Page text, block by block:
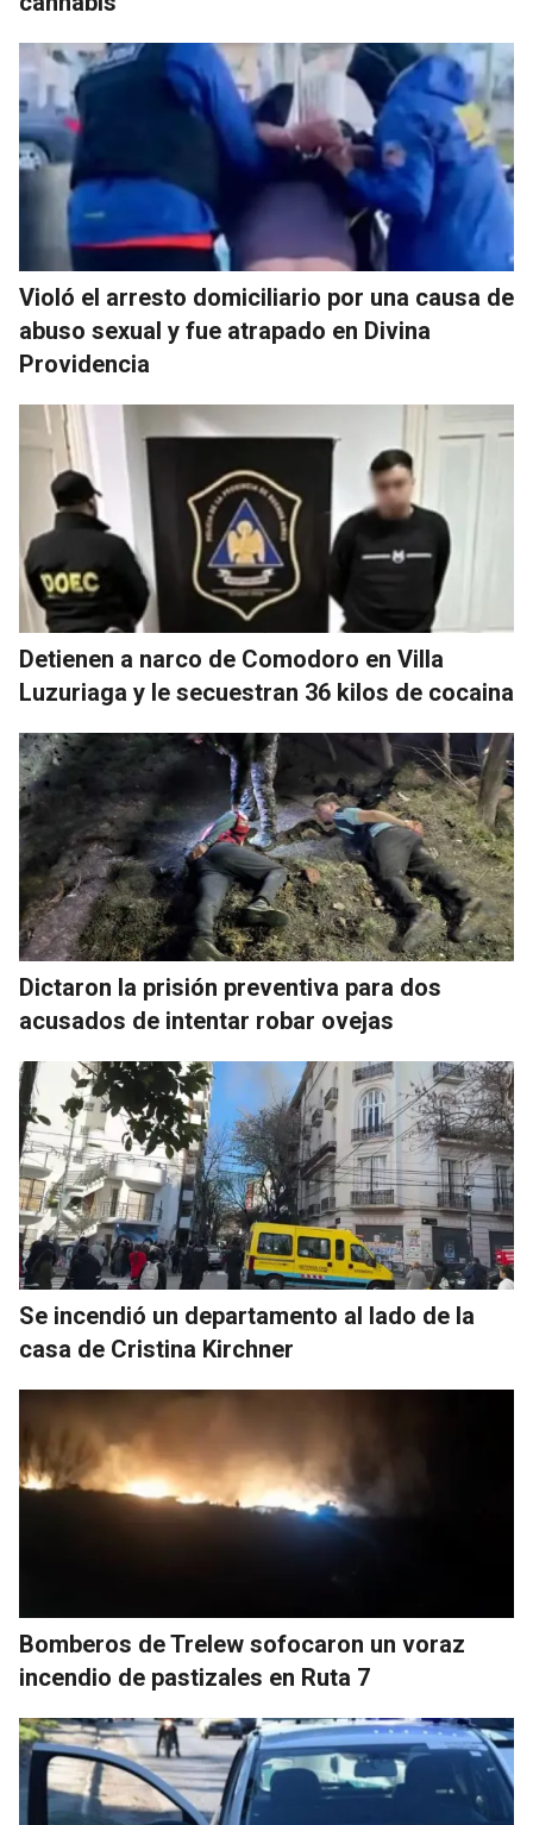
Violó el arresto domiciliario por una causa de
abuso sexual y fue atrapado en Divina
Providencia
Detienen a narco de Comodoro en Villa
Luzuriaga y le secuestran 36 kilos de cocaina
Dictaron la prisión preventiva para dos
acusados de intentar robar ovejas
Se incendió un departamento al lado de la
casa de Cristina Kirchner
Bomberos de Trelew sofocaron un voraz
incendio de pastizales en Ruta 7